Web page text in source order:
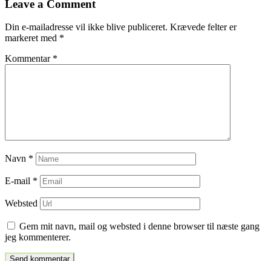
Leave a Comment
Din e-mailadresse vil ikke blive publiceret. Krævede felter er
markeret med *
Kommentar *
Navn *
E-mail *
Websted
Gem mit navn, mail og websted i denne browser til næste gang
jeg kommenterer.